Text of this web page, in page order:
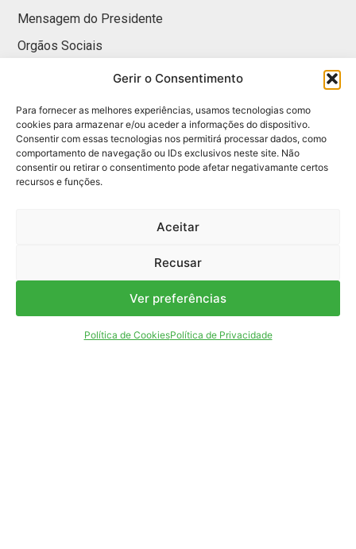
Gerir o Consentimento
Para fornecer as melhores experiências, usamos tecnologias como
cookies para armazenar e/ou aceder a informações do dispositivo.
Consentir com essas tecnologias nos permitirá processar dados, como
comportamento de navegação ou IDs exclusivos neste site. Não
consentir ou retirar o consentimento pode afetar negativamante certos
recursos e funções.
Aceitar
Recusar
Ver preferências
Política de CookiesPolítica de Privacidade
Mensagem do Presidente
Orgãos Sociais
Sócios
Parceiros